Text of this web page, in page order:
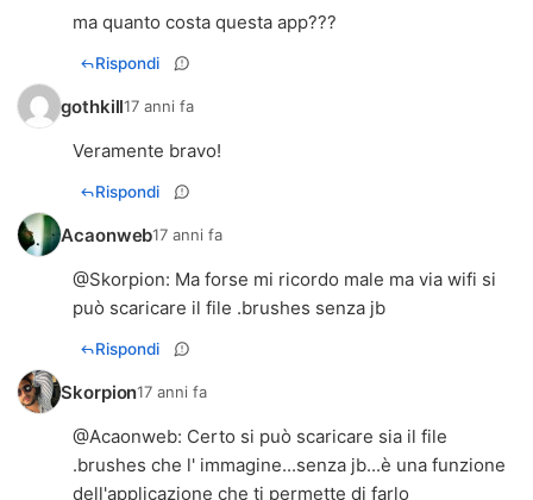
ma quanto costa questa app???
Rispondi
gothkill17 anni fa
Veramente bravo!
Rispondi
Acaonweb17 anni fa
@Skorpion: Ma forse mi ricordo male ma via wifi si
può scaricare il file .brushes senza jb
Rispondi
Skorpion17 anni fa
@Acaonweb: Certo si può scaricare sia il file
.brushes che l' immagine...senza jb...è una funzione
dell'applicazione che ti permette di farlo